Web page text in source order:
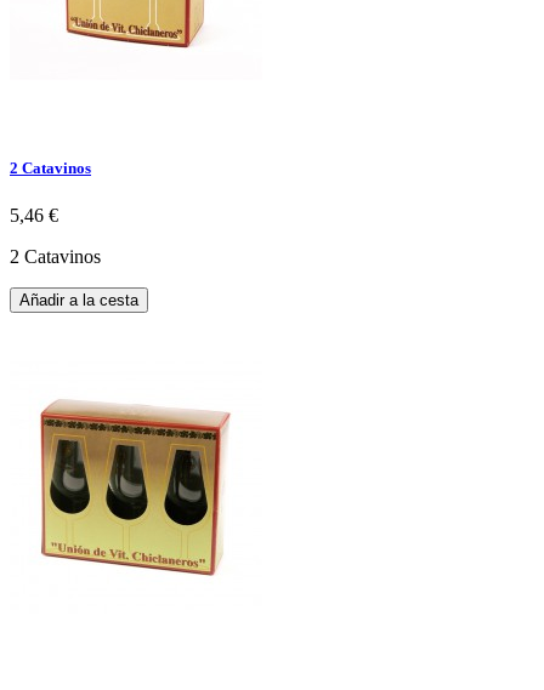
2 Catavinos
5,46 €
2 Catavinos
Añadir a la cesta